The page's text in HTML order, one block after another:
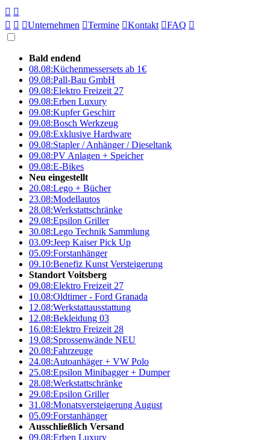
 
  Unternehmen Termine Kontakt FAQ 
Bald endend
08.08:Küchenmessersets ab 1€
09.08:Pall-Bau GmbH
09.08:Elektro Freizeit 27
09.08:Erben Luxury
09.08:Kupfer Geschirr
09.08:Bosch Werkzeug
09.08:Exklusive Hardware
09.08:Stapler / Anhänger / Dieseltank
09.08:PV Anlagen + Speicher
09.08:E-Bikes
Neu eingestellt
20.08:Lego + Bücher
23.08:Modellautos
28.08:Werkstattschränke
29.08:Epsilon Griller
30.08:Lego Technik Sammlung
03.09:Jeep Kaiser Pick Up
05.09:Forstanhänger
09.10:Benefiz Kunst Versteigerung
Standort Voitsberg
09.08:Elektro Freizeit 27
10.08:Oldtimer - Ford Granada
12.08:Werkstattausstattung
12.08:Bekleidung 03
16.08:Elektro Freizeit 28
19.08:Sprossenwände NEU
20.08:Fahrzeuge
24.08:Autoanhäger + VW Polo
25.08:Epsilon Minibagger + Dumper
28.08:Werkstattschränke
29.08:Epsilon Griller
31.08:Monatsversteigerung August
05.09:Forstanhänger
Ausschließlich Versand
09.08:Erben Luxury